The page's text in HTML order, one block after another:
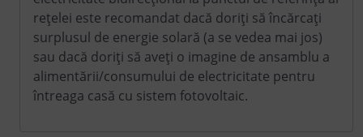
rețelei este recomandat dacă doriți să încărcați
surplusul de energie solară (a se vedea mai jos)
sau dacă doriți să aveți o imagine de ansamblu a
alimentării/consumului de electricitate pentru
întreaga casă cu sistem fotovoltaic.